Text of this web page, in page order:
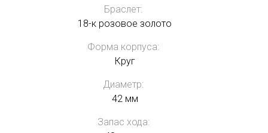
Браслет:
18-к розовое золото
Форма корпуса:
Круг
Диаметр:
42 мм
Запас хода: